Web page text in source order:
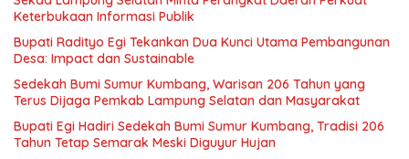
Keterbukaan Informasi Publik
Bupati Radityo Egi Tekankan Dua Kunci Utama Pembangunan
Desa: Impact dan Sustainable
Sedekah Bumi Sumur Kumbang, Warisan 206 Tahun yang
Terus Dijaga Pemkab Lampung Selatan dan Masyarakat
Bupati Egi Hadiri Sedekah Bumi Sumur Kumbang, Tradisi 206
Tahun Tetap Semarak Meski Diguyur Hujan